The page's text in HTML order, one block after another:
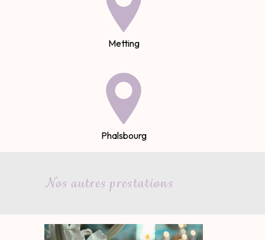
Metting
Phalsbourg
Nos autres prestations